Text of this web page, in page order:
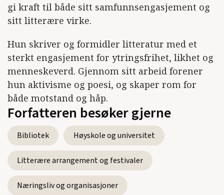
gi kraft til både sitt samfunnsengasjement og
sitt litterære virke.
Hun skriver og formidler litteratur med et
sterkt engasjement for ytringsfrihet, likhet og
menneskeverd. Gjennom sitt arbeid forener
hun aktivisme og poesi, og skaper rom for
både motstand og håp.
Forfatteren besøker gjerne
Bibliotek Høyskole og universitet
Litterære arrangement og festivaler
Næringsliv og organisasjoner